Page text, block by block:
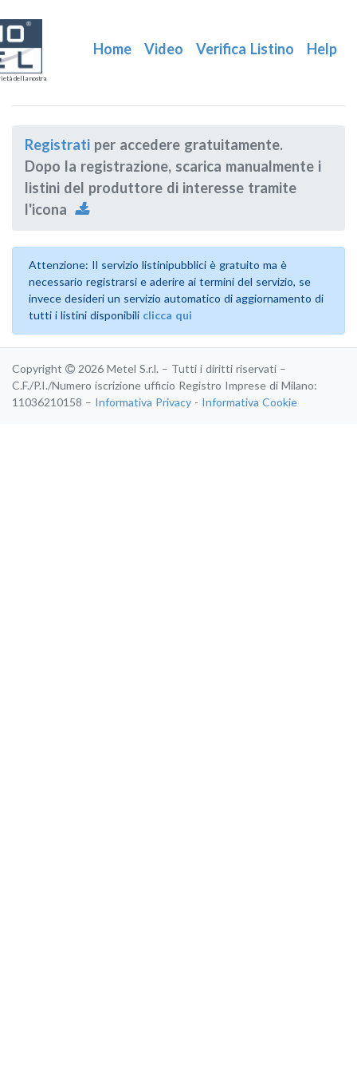
della nostra
Home Video Verifica Listino Help
Registrati per accedere gratuitamente.
Dopo la registrazione, scarica manualmente i
listini del produttore di interesse tramite
l'icona
Attenzione: Il servizio listinipubblici è gratuito ma è
necessario registrarsi e aderire ai termini del servizio, se
invece desideri un servizio automatico di aggiornamento di
tutti i listini disponibili clicca qui
Copyright
2026 Metel S.r.l. – Tutti i diritti riservati –
C.F./P.I./Numero iscrizione ufficio Registro Imprese di Milano:
11036210158 –
Informativa Privacy - Informativa Cookie